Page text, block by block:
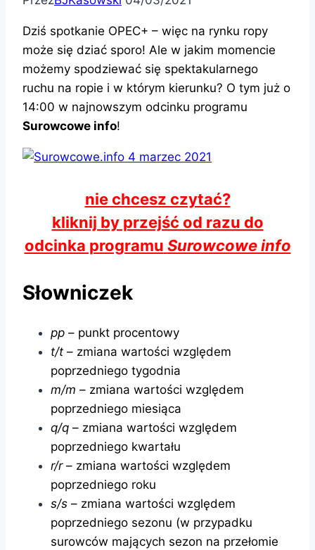
Dziś spotkanie OPEC+ – więc na rynku ropy
może się dziać sporo! Ale w jakim momencie
możemy spodziewać się spektakularnego
ruchu na ropie i w którym kierunku? O tym już o
14:00 w najnowszym odcinku programu
Surowcowe info!
nie chcesz czytać?
kliknij by przejść od razu do
odcinka programu Surowcowe info
Słowniczek
pp – punkt procentowy
t/t – zmiana wartości względem
poprzedniego tygodnia
m/m – zmiana wartości względem
poprzedniego miesiąca
q/q – zmiana wartości względem
poprzedniego kwartału
r/r– zmiana wartości względem
poprzedniego roku
s/s – zmiana wartości względem
poprzedniego sezonu (w przypadku
surowców mających sezon na przełomie